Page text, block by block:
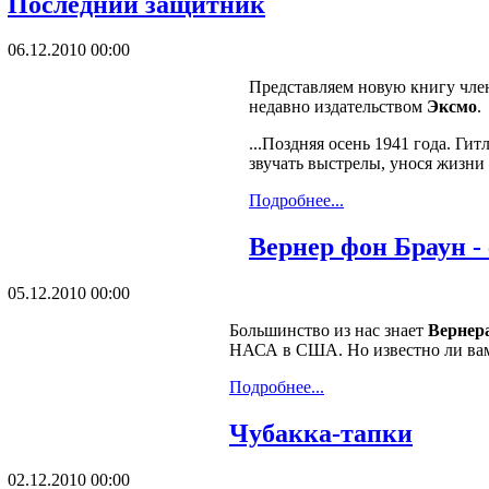
06.12.2010 00:00
Представляем новую книгу
недавно издательством Эксмо.
...Поздняя осень 1941 года.
звучать выстрелы, унося
Подробнее...
Вернер фон Браун -
05.12.2010 00:00
Большинство из нас знает
НАСА в США. Но известно ли
Подробнее...
Чубакка-тапки
02.12.2010 00:00